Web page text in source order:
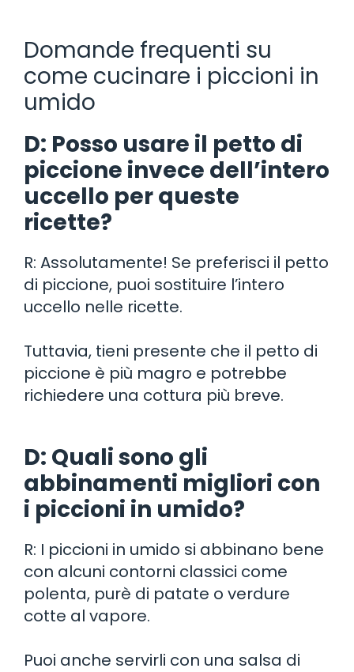
Domande frequenti su
come cucinare i piccioni in
umido
D: Posso usare il petto di
piccione invece dell’intero
uccello per queste
ricette?
R: Assolutamente! Se preferisci il petto
di piccione, puoi sostituire l’intero
uccello nelle ricette.
Tuttavia, tieni presente che il petto di
piccione è più magro e potrebbe
richiedere una cottura più breve.
D: Quali sono gli
abbinamenti migliori con
i piccioni in umido?
R: I piccioni in umido si abbinano bene
con alcuni contorni classici come
polenta, purè di patate o verdure
cotte al vapore.
Puoi anche servirli con una salsa di